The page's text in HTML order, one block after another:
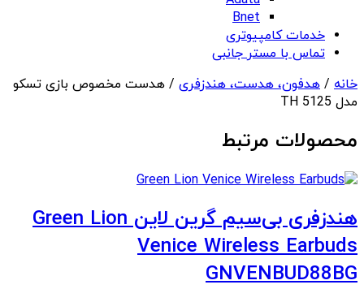
Bnet
خدمات کامپیوتری
تماس با مستر جانبی
خانه / هدفون، هدست، هندزفری / هدست مخصوص بازی تسکو
مدل TH 5125
محصولات مرتبط
هندزفری بی‌سیم گرین لاین Green Lion
Venice Wireless Earbuds
GNVENBUD88BG